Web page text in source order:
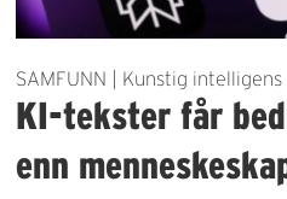
SAMFUNN | Kunstig intelligens
KI-tekster får
enn